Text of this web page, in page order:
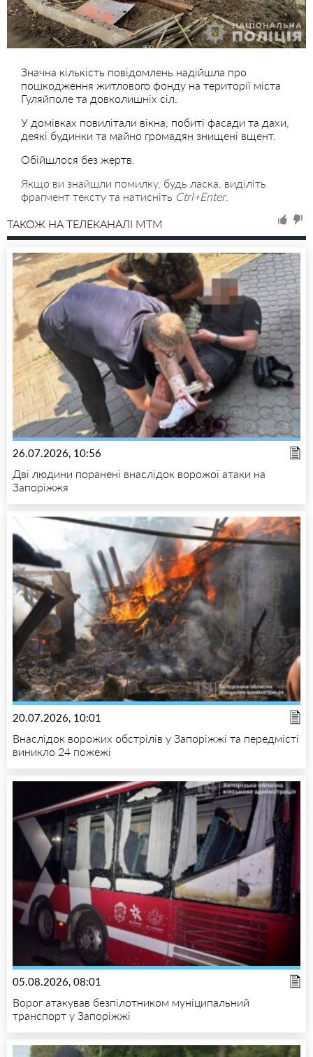
Значна кількість повідомлень надійшла про
пошкодження житлового фонду на території міста
Гуляйполе та довколишніх сіл.
У домівках повилітали вікна, побиті фасади та дахи,
деякі будинки та майно громадян знищені вщент.
Обійшлося без жертв.
Якщо ви знайшли помилку, будь ласка, виділіть
фрагмент тексту та натисніть Ctrl+Enter.
ТАКОЖ НА ТЕЛЕКАНАЛІ MTM
26.07.2026, 10:56
Дві людини поранені внаслідок ворожої атаки на
Запоріжжя
20.07.2026, 10:01
Внаслідок ворожих обстрілів у Запоріжжі та передмісті
виникло 24 пожежі
05.08.2026, 08:01
Ворог атакував безпілотником муніципальний
транспорт у Запоріжжі